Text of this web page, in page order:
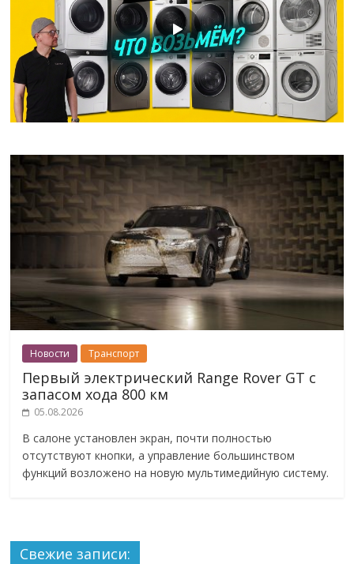
Новости Транспорт
Первый электрический Range Rover GT с
запасом хода 800 км
05.08.2026
В салоне установлен экран, почти полностью
отсутствуют кнопки, а управление большинством
функций возложено на новую мультимедийную систему.
Свежие записи: